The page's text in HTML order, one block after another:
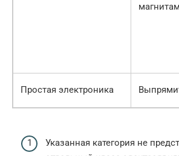
Простая электроника
Указанная категория не